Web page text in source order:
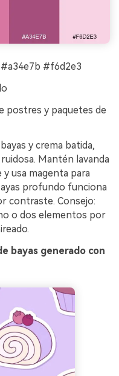
#f6d2e3
postres y paquetes de
y crema batida,
Mantén lavanda
y usa magenta para
profundo funciona
contraste. Consejo:
o dos elementos por
bayas generado con